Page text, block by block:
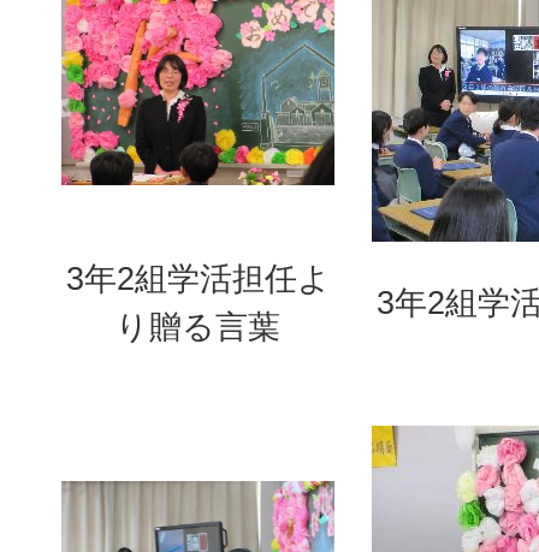
3年2組学活担任よ
り贈る言葉
3年2組学